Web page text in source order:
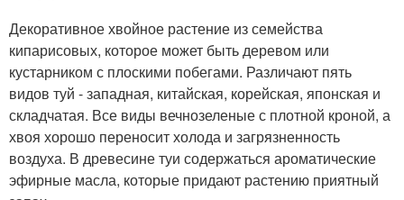
Декоративное хвойное растение из семейства
кипарисовых, которое может быть деревом или
кустарником с плоскими побегами. Различают пять
видов туй - западная, китайская, корейская, японская и
складчатая. Все виды вечнозеленые с плотной кроной, а
хвоя хорошо переносит холода и загрязненность
воздуха. В древесине туи содержаться ароматические
эфирные масла, которые придают растению приятный